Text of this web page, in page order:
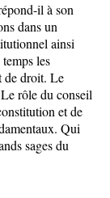
il à son
dans un
ainsi
les
de droit. Le
rôle du conseil
et de
Qui
sages du